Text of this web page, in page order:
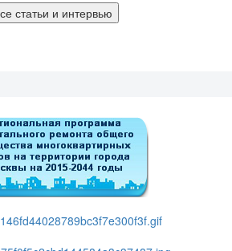
статьи и интервью